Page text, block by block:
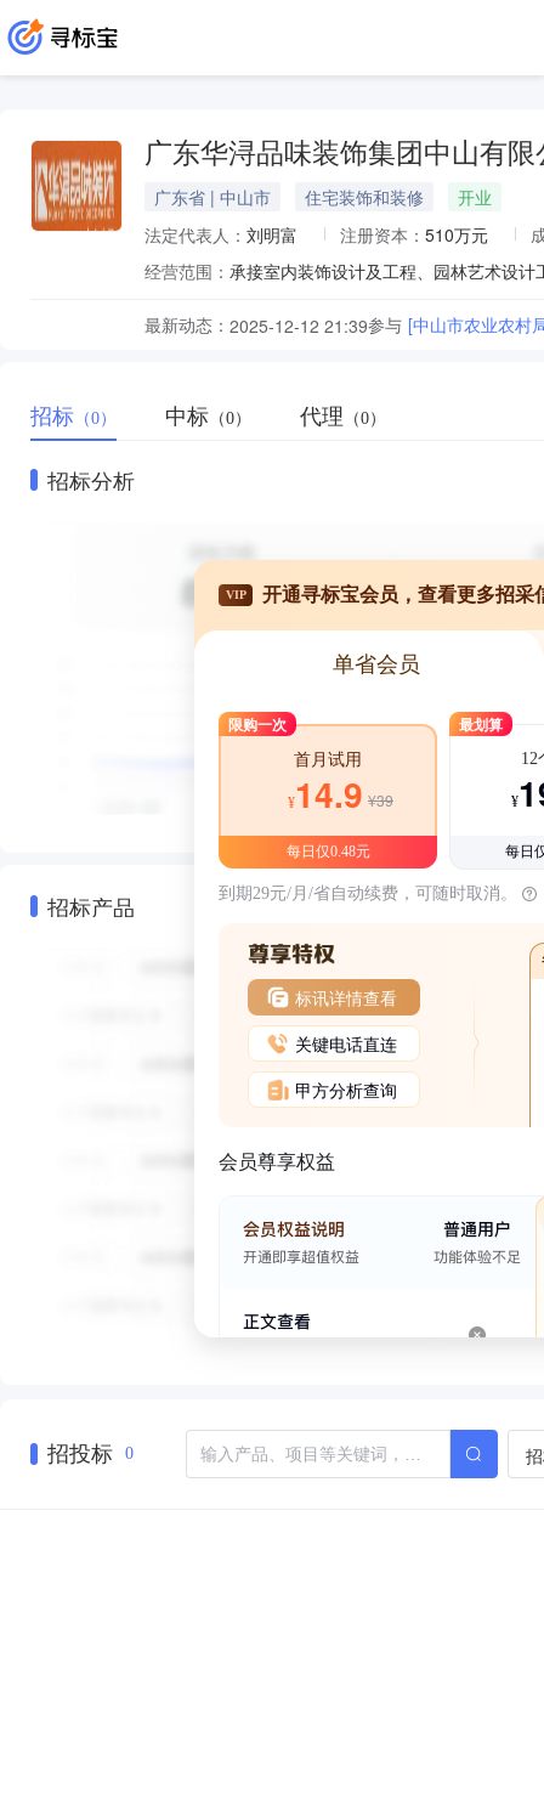
广东华浔品味装饰集团中山有限
广东省 | 中山市 住宅装饰和装修
开业
法定代表人： 刘明富 注册资本： 510万元
经营范围： 承接室内装饰设计及工程、园林艺术设
最新动态： 2025-12-12 21:39参与 [中山市农业农村
招标 （0） 中标 （0） 代理 （0）
招标分析
招标产品
VIP 开通寻标宝会员，查看更多招采
单省会员
限购一次
首月试用
¥14.9 ¥39
每日仅0.48元
最划算
12
¥
每日
到期29元/月/省自动续费，可随时取消。
标讯详情查看
关键电话直连
甲方分析查询
会员尊享权益
招投标 0